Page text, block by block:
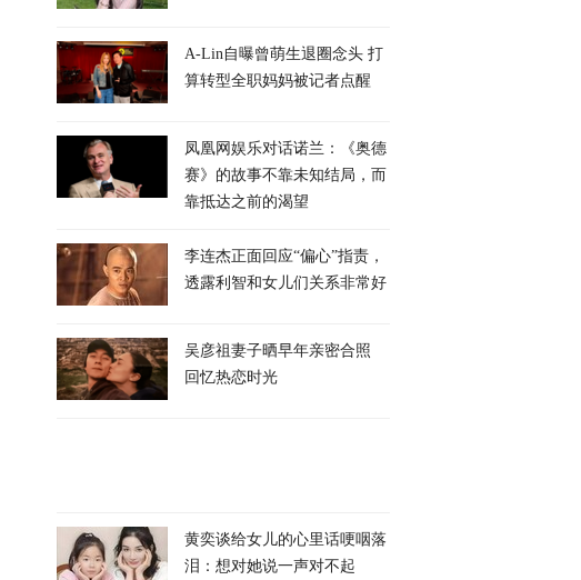
A-Lin自曝曾萌生退圈念头 打
算转型全职妈妈被记者点醒
凤凰网娱乐对话诺兰：《奥德
赛》的故事不靠未知结局，而
靠抵达之前的渴望
李连杰正面回应“偏心”指责，
透露利智和女儿们关系非常好
吴彦祖妻子晒早年亲密合照
回忆热恋时光
黄奕谈给女儿的心里话哽咽落
泪：想对她说一声对不起